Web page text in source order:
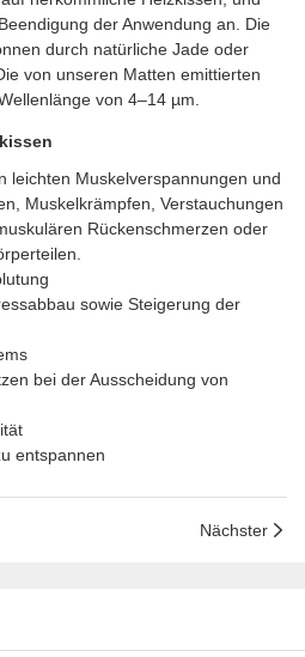
der Anwendung an. Die
durch natürliche Jade oder
von unseren Matten emittierten
von 4–14 µm.
leichten Muskelverspannungen und
Muskelkrämpfen, Verstauchungen
Rückenschmerzen oder
sowie Steigerung der
bei der Ausscheidung von
entspannen
Nächster